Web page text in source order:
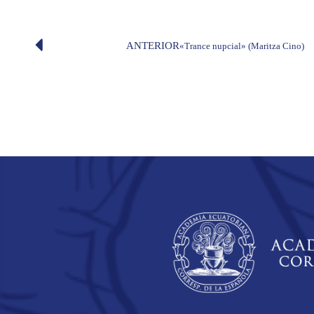
ANTERIOR«Trance nupcial» (Maritza Cino)